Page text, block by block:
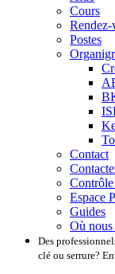
Cours
Rendez-
Postes
Contact
Contrôle
Espace
Guides
Où
Des
clé ou serrure?